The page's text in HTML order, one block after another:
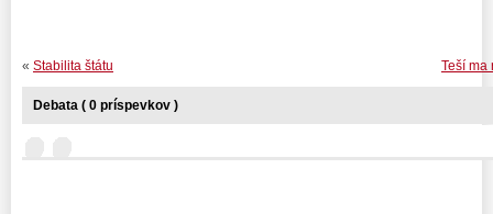
Teší ma
« Stabilita štátu
Debata ( 0 príspevkov )